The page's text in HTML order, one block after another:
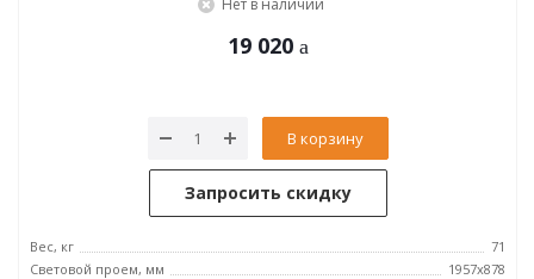
Нет в наличии
19 020
В корзину
Запросить скидку
Вес, кг
71
Световой проем, мм
1957x878